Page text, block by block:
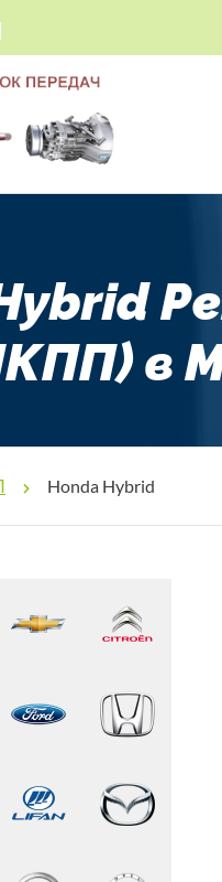
в
Honda Hybrid